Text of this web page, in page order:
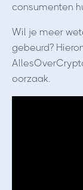
consumenten
Wil je meer
gebeurd?
oorzaak.